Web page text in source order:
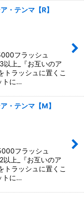
・テンマ【R】
フラッシュ
以上_『お互いのア
トラッシュに置くこ
トに…
・テンマ【M】
フラッシュ
以上_『お互いのア
トラッシュに置くこ
トに…